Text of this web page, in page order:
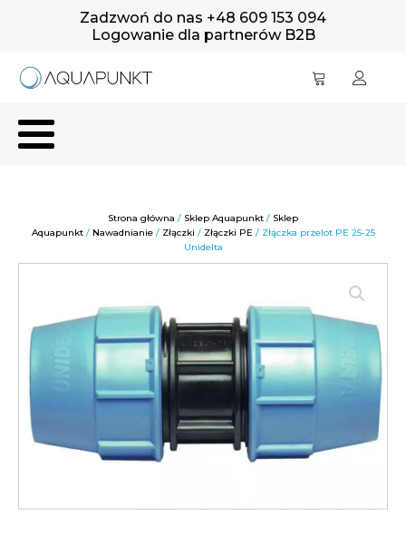
Zadzwoń do nas +48 609 153 094
Logowanie dla partnerów B2B
Strona główna / Sklep Aquapunkt / Sklep
Aquapunkt/ Nawadnianie/ Złączki / Złączki PE / Złączka przelot PE 25-25
Unidelta